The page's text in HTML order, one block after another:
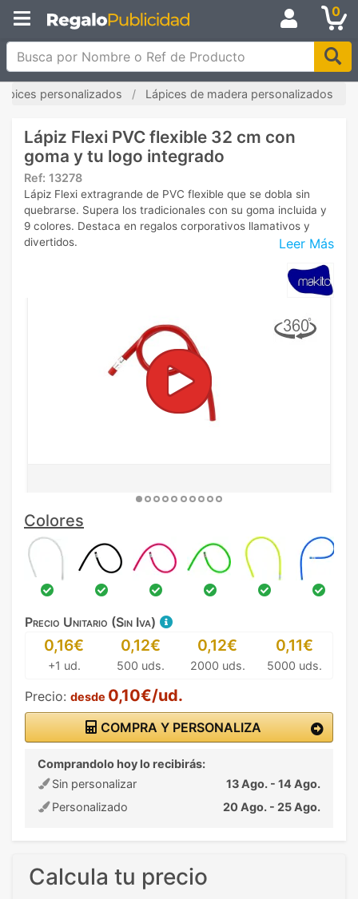
0
Busca por Nombre o Ref de Producto
personalizados Lápices de madera personalizados
Lápiz Flexi PVC flexible 32 cm con
goma y tu logo integrado
Ref: 13278
Leer Más
Lápiz Flexi extragrande de PVC flexible que se dobla sin
quebrarse. Supera los tradicionales con su goma incluida y
9 colores. Destaca en regalos corporativos llamativos y
divertidos.
Colores
Precio Unitario (Sin Iva)
0,16€
+1 ud.
0,12€
500 uds.
0,12€
2000 uds.
0,11€
5000 uds.
Precio: desde 0,10€/ud.
COMPRA Y PERSONALIZA
Comprandolo hoy lo recibirás:
Sin personalizar
13 Ago. - 14 Ago.
Personalizado
20 Ago. - 25 Ago.
Calcula tu precio